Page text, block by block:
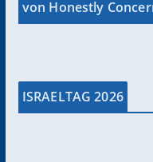
von Honestly
ISRAELTAG 2026